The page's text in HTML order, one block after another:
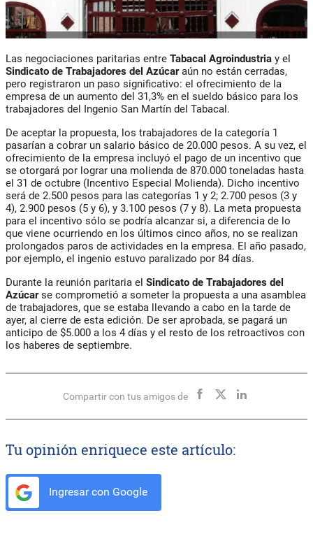
Las negociaciones paritarias entre Tabacal Agroindustria y el
Sindicato de Trabajadores del Azúcaraún no están cerradas,
pero registraron un paso significativo: el ofrecimiento de la
empresa de un aumento del 31,3% en el sueldo básico para los
trabajadores del Ingenio San Martín del Tabacal.
De aceptar la propuesta, los trabajadores de la categoría 1
pasarían a cobrar un salario básico de 20.000 pesos. A su vez, el
ofrecimiento de la empresa incluyó el pago de un incentivo que
se otorgará por lograr una molienda de 870.000 toneladas hasta
el 31 de octubre (Incentivo Especial Molienda). Dicho incentivo
será de 2.500 pesos para las categorías 1 y 2; 2.700 pesos (3 y
4), 2.900 pesos (5 y 6), y 3.100 pesos (7 y 8). La meta propuesta
para el incentivo sólo se podría alcanzar si, a diferencia de lo
que viene ocurriendo en los últimos cinco años, no se realizan
prolongados paros de actividades en la empresa. El año pasado,
por ejemplo, el ingenio estuvo paralizado por 84 días.
Durante la reunión paritaria el Sindicato de Trabajadores del
Azúcarse comprometió a someter la propuesta a una asamblea
de trabajadores, que se estaba llevando a cabo en la tarde de
ayer, al cierre de esta edición. De ser aprobada, se pagará un
anticipo de $5.000 a los 4 días y el resto de los retroactivos con
los haberes de septiembre.
Compartir con tus amigos de
Tu opinión enriquece este artículo:
Ingresar con Google